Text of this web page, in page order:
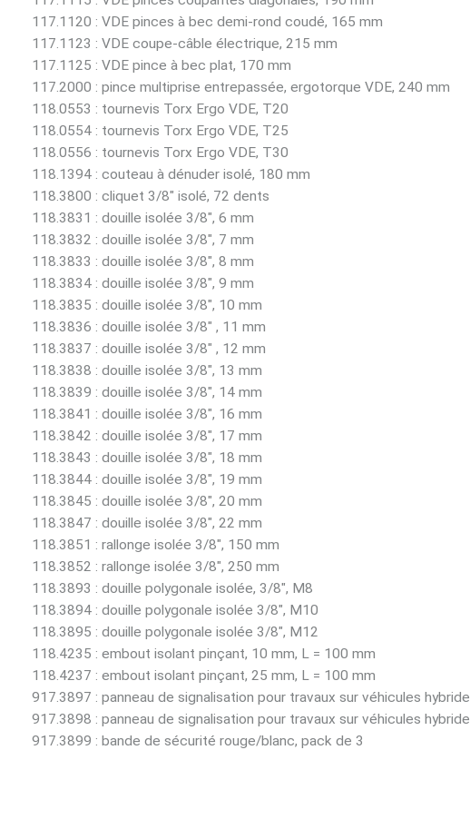
117.1120 : VDE pinces à bec demi-rond coudé, 165 mm
117.1123 : VDE coupe-câble électrique, 215 mm
117.1125 : VDE pince à bec plat, 170 mm
117.2000 : pince multiprise entrepassée, ergotorque VDE, 240 mm
118.0553 : tournevis Torx Ergo VDE, T20
118.0554 : tournevis Torx Ergo VDE, T25
118.0556 : tournevis Torx Ergo VDE, T30
118.1394 : couteau à dénuder isolé, 180 mm
118.3800 : cliquet 3/8" isolé, 72 dents
118.3831 : douille isolée 3/8", 6 mm
118.3832 : douille isolée 3/8", 7 mm
118.3833 : douille isolée 3/8", 8 mm
118.3834 : douille isolée 3/8", 9 mm
118.3835 : douille isolée 3/8", 10 mm
118.3836 : douille isolée 3/8" , 11 mm
118.3837 : douille isolée 3/8" , 12 mm
118.3838 : douille isolée 3/8", 13 mm
118.3839 : douille isolée 3/8", 14 mm
118.3841 : douille isolée 3/8", 16 mm
118.3842 : douille isolée 3/8", 17 mm
118.3843 : douille isolée 3/8", 18 mm
118.3844 : douille isolée 3/8", 19 mm
118.3845 : douille isolée 3/8", 20 mm
118.3847 : douille isolée 3/8", 22 mm
118.3851 : rallonge isolée 3/8", 150 mm
118.3852 : rallonge isolée 3/8", 250 mm
118.3893 : douille polygonale isolée, 3/8", M8
118.3894 : douille polygonale isolée 3/8", M10
118.3895 : douille polygonale isolée 3/8", M12
118.4235 : embout isolant pinçant, 10 mm, L = 100 mm
118.4237 : embout isolant pinçant, 25 mm, L = 100 mm
917.3897 : panneau de signalisation pour travaux sur véhicules
917.3898 : panneau de signalisation pour travaux sur véhicules
917.3899 : bande de sécurité rouge/blanc, pack de 3